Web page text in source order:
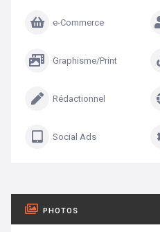
e-Commerce
Graphisme/Print
Rédactionnel
Social Ads
PHOTOS